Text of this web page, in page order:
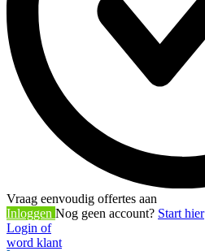
Vraag eenvoudig offertes aan
Inloggen Nog geen account? Start hier
Login of
word klant